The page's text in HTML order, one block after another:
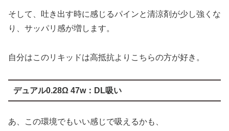
そして、吐き出す時に感じるパインと清涼剤が少し強くな
り、サッパリ感が増します。
自分はこのリキッドは高抵抗よりこちらの方が好き。
デュアル0.28Ω 47w：DL吸い
あ、この環境でもいい感じで吸えるかも、